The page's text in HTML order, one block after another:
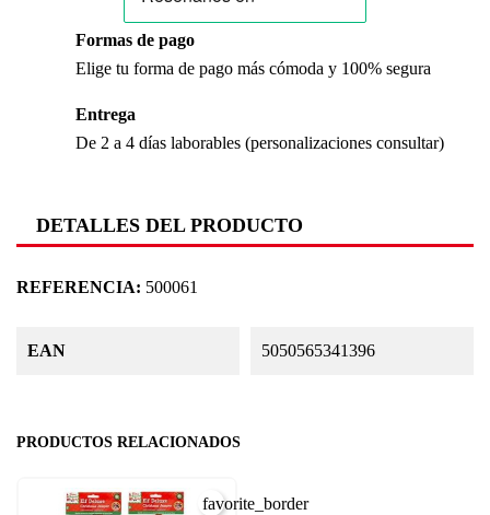
Formas de pago
Elige tu forma de pago más cómoda y 100% segura
Entrega
De 2 a 4 días laborables (personalizaciones consultar)
DETALLES DEL PRODUCTO
REFERENCIA: 500061
EAN 5050565341396
PRODUCTOS RELACIONADOS
favorite_border